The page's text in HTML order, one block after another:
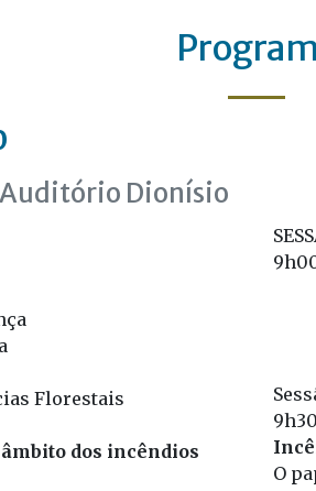
Dionísio
Florestais
dos incêndios
O